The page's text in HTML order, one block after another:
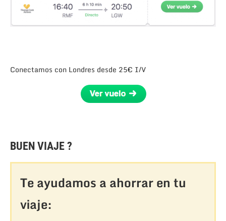
Conectamos con Londres desde 25€ I/V
BUEN VIAJE ?
Te ayudamos a ahorrar en tu
viaje: